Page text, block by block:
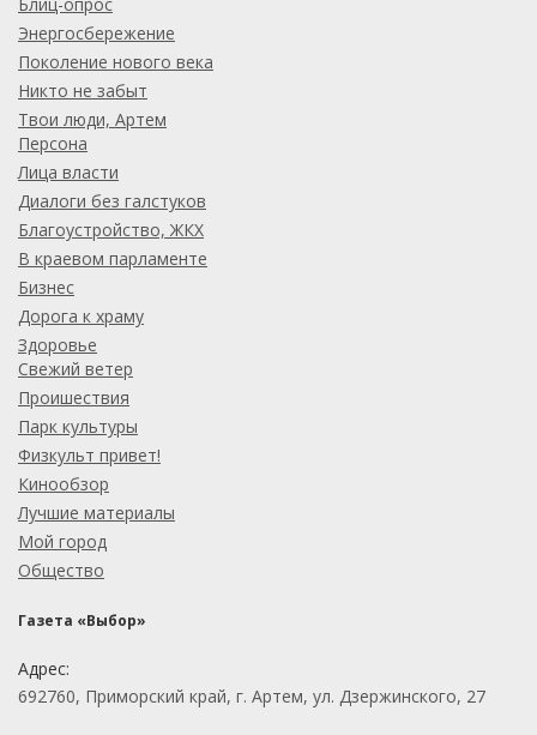
Энергосбережение
Поколение нового века
Никто не забыт
Твои люди, Артем
Персона
Лица власти
Диалоги без галстуков
Благоустройство, ЖКХ
В краевом парламенте
Бизнес
Дорога к храму
Здоровье
Свежий ветер
Проишествия
Парк культуры
Физкульт привет!
Кинообзор
Лучшие материалы
Мой город
Общество
Газета «Выбор»
Адрес:
692760, Приморский край, г. Артем, ул. Дзержинского, 27